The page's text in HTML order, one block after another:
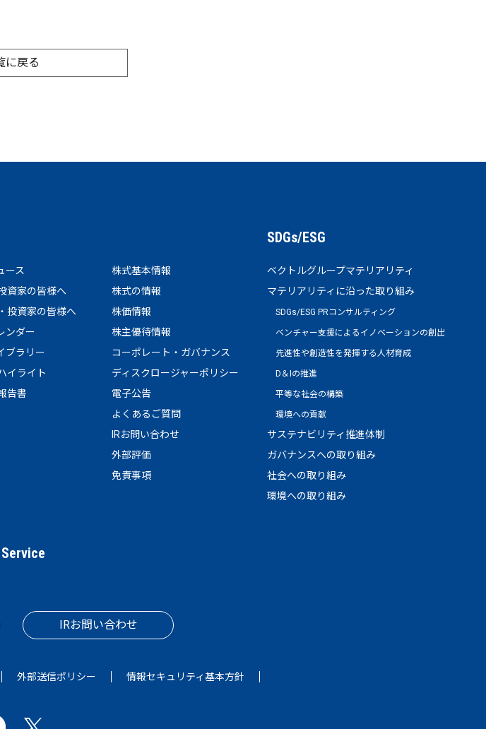
に戻る
ース
資家の皆様へ
投資家の皆様へ
ンダー
ブラリー
イライト
告書
株式基本情報
株式の情報
株価情報
株主優待情報
コーポレート・ガバナンス
ディスクロージャーポリシー
電子公告
よくあるご質問
IRお問い合わせ
外部評価
免責事項
SDGs/ESG
ベクトルグループマテリアリティ
マテリアリティに沿った取り組み
SDGs/ESG PRコンサルティング
ベンチャー支援によるイノベーションの創出
先進性や創造性を発揮する人材育成
D＆Iの推進
平等な社会の構築
環境への貢献
サステナビリティ推進体制
ガバナンスへの取り組み
社会への取り組み
環境への取り組み
IRお問い合わせ
外部送信ポリシー 情報セキュリティ基本方針